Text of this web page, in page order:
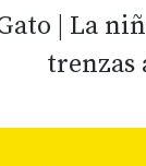
| La
trenzas